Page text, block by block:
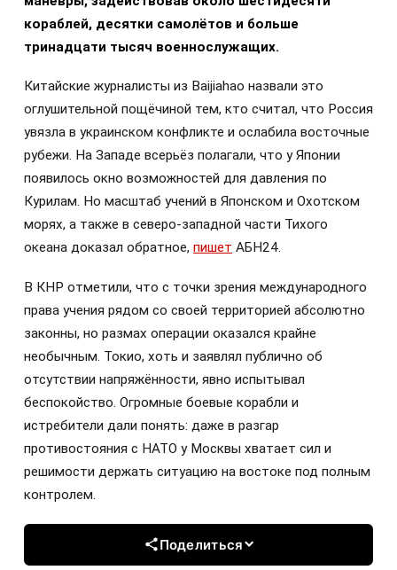
кораблей, десятки самолётов и больше
тринадцати тысяч военнослужащих.
Китайские журналисты из Baijiahao назвали это
оглушительной пощёчиной тем, кто считал, что Россия
увязла в украинском конфликте и ослабила восточные
рубежи. На Западе всерьёз полагали, что у Японии
появилось окно возможностей для давления по
Курилам. Но масштаб учений в Японском и Охотском
морях, а также в северо-западной части Тихого
океана доказал обратное, пишет АБН24.
В КНР отметили, что с точки зрения международного
права учения рядом со своей территорией абсолютно
законны, но размах операции оказался крайне
необычным. Токио, хоть и заявлял публично об
отсутствии напряжённости, явно испытывал
беспокойство. Огромные боевые корабли и
истребители дали понять: даже в разгар
противостояния с НАТО у Москвы хватает сил и
решимости держать ситуацию на востоке под полным
контролем.
Поделиться